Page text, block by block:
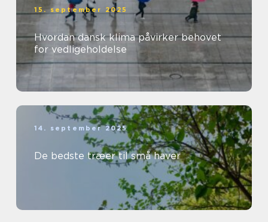
15. september 2025
Hvordan dansk klima påvirker behovet
for vedligeholdelse
14. september 2025
De bedste træer til små haver